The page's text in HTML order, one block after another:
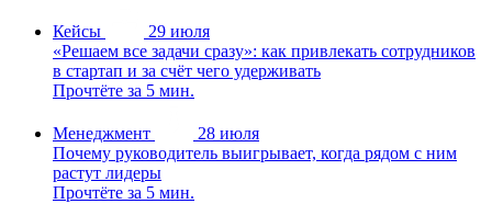
Кейсы
29 июля
«Решаем все задачи сразу»: как привлекать сотрудников
в стартап и за счёт чего удерживать
Прочтёте за 5 мин.
Менеджмент
28 июля
Почему руководитель выигрывает, когда рядом с ним
растут лидеры
Прочтёте за 5 мин.